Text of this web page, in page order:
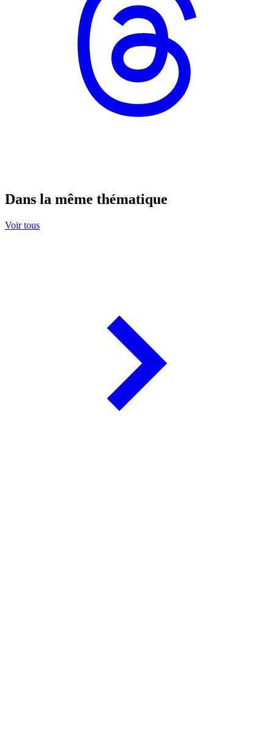
Dans la même thématique
Voir tous